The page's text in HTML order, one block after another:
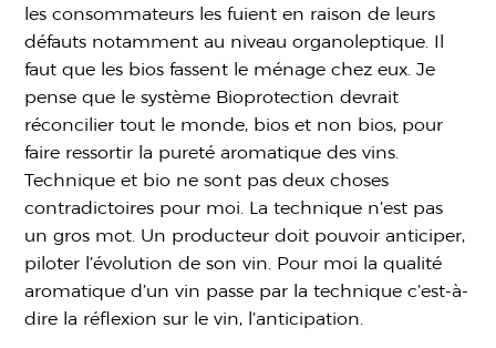
les consommateurs les fuient en raison de leurs
défauts notamment au niveau organoleptique. Il
faut que les bios fassent le ménage chez eux. Je
pense que le système Bioprotection devrait
réconcilier tout le monde, bios et non bios, pour
faire ressortir la pureté aromatique des vins.
Technique et bio ne sont pas deux choses
contradictoires pour moi. La technique n’est pas
un gros mot. Un producteur doit pouvoir anticiper,
piloter l’évolution de son vin. Pour moi la qualité
aromatique d’un vin passe par la technique c’est-à-
dire la réflexion sur le vin, l’anticipation.